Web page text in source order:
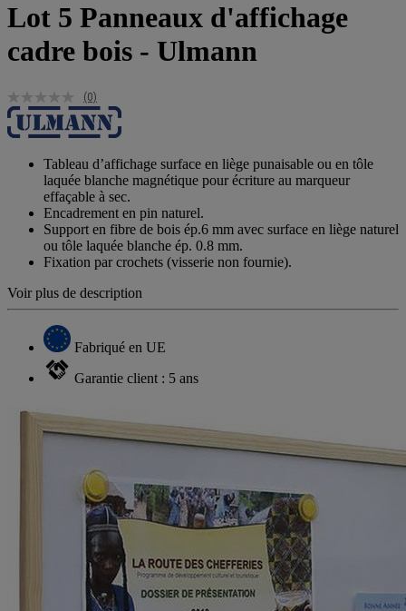
Lot 5 Panneaux d'affichage
cadre bois - Ulmann
(0)
Tableau d’affichage surface en liège punaisable ou en tôle
laquée blanche magnétique pour écriture au marqueur
effaçable à sec.
Encadrement en pin naturel.
Support en fibre de bois ép.6 mm avec surface en liège naturel
ou tôle laquée blanche ép. 0.8 mm.
Fixation par crochets (visserie non fournie).
Voir plus de description
Fabriqué en UE
Garantie client : 5 ans